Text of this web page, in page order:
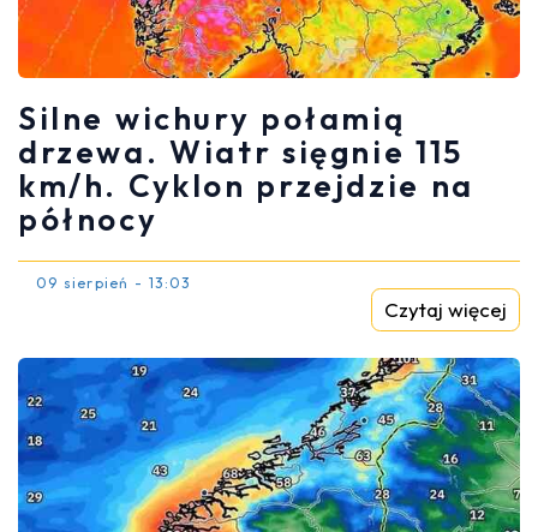
Silne wichury połamią
drzewa. Wiatr sięgnie 115
km/h. Cyklon przejdzie na
północy
09 sierpień - 13:03
Czytaj więcej